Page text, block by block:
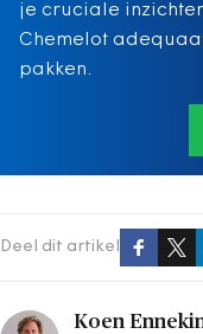
je cruciale
Chemelot
pakken.
Deel dit artikel
Koen